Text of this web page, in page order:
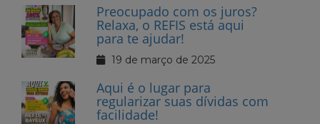
Preocupado com os juros?
Relaxa, o REFIS está aqui
para te ajudar!
19 de março de 2025
Aqui é o lugar para
regularizar suas dívidas com
facilidade!